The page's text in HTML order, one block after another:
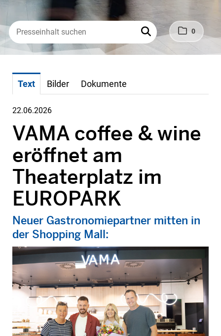
0
Text Bilder Dokumente
22.06.2026
VAMA coffee & wine
eröffnet am
Theaterplatz im
EUROPARK
Neuer Gastronomiepartner mitten in
der Shopping Mall: